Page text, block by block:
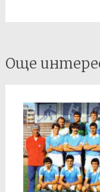
Post
navigation
Още